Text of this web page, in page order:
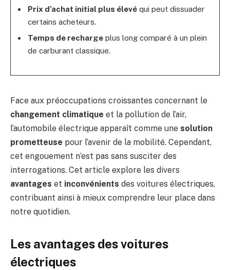
Prix d’achat initial plus élevéqui peut dissuader
certains acheteurs.
Temps de rechargeplus long comparé à un plein
de carburant classique.
Face aux préoccupations croissantes concernant le
changement climatique et la pollution de l’air,
l’automobile électrique apparaît comme une solution
prometteuse pour l’avenir de la mobilité. Cependant,
cet engouement n’est pas sans susciter des
interrogations. Cet article explore les divers
avantages et inconvénients des voitures électriques,
contribuant ainsi à mieux comprendre leur place dans
notre quotidien.
Les avantages des voitures
électriques